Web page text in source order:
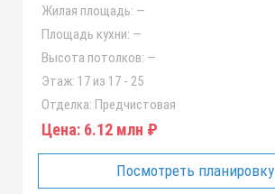
Жилая площадь: —
Площадь кухни: —
Высота потолков: —
Этаж: 17 из 17 - 25
Отделка: Предчистовая
Цена: 6.12 млн ₽
Посмотреть планировку